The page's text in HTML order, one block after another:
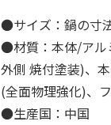
●サイズ：鍋の寸
●材質：本体/アル
外側 焼付塗装)、
(全面物理強化)、
●生産国：中国